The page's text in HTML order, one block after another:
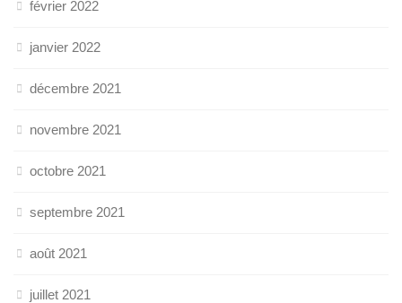
février 2022
janvier 2022
décembre 2021
novembre 2021
octobre 2021
septembre 2021
août 2021
juillet 2021